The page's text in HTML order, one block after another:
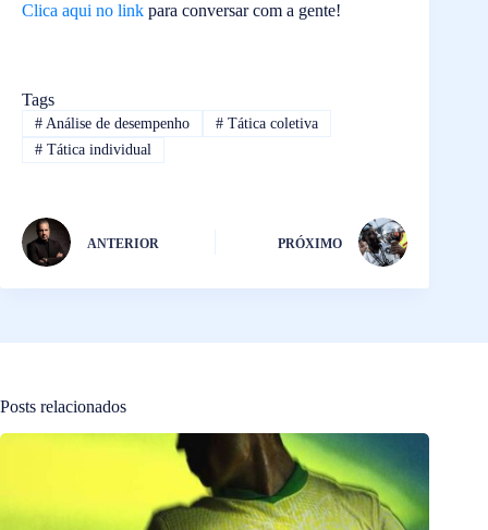
Clica aqui no link para conversar com a gente!
Tags
#Análise de desempenho #Tática coletiva
#Tática individual
ANTERIOR PRÓXIMO
Posts relacionados